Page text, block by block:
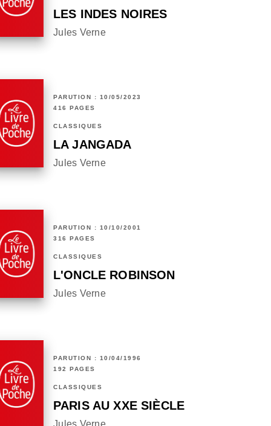
LES INDES NOIRES
Jules Verne
PARUTION : 10/05/2023
416 PAGES
CLASSIQUES
LA JANGADA
Jules Verne
PARUTION : 10/10/2001
316 PAGES
CLASSIQUES
L'ONCLE ROBINSON
Jules Verne
PARUTION : 10/04/1996
192 PAGES
CLASSIQUES
PARIS AU XXE SIÈCLE